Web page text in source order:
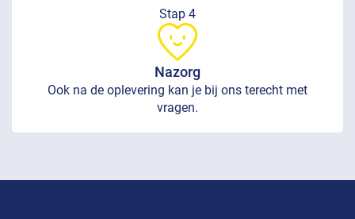
Stap 4
Nazorg
Ook na de oplevering kan je bij ons terecht met
vragen.